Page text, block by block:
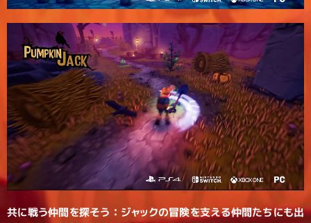
共に戦う仲間を探そう：ジャックの冒険を支える仲間たちにも出